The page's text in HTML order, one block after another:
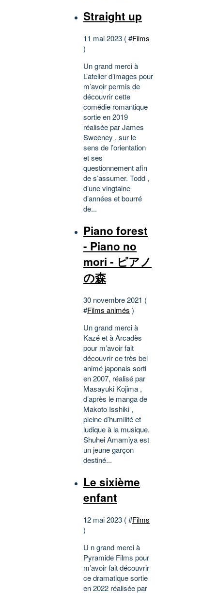
Straight up
11 mai 2023 ( #Films
)
Un grand merci à
L’atelier d’images pour
m’avoir permis de
découvrir cette
comédie romantique
sortie en 2019
réalisée par James
Sweeney , sur le
sens de l’orientation
et ses
questionnement afin
de s’assumer. Todd ,
d’une vingtaine
d’années et bourré
de...
Piano forest
- Piano no
mori - ピアノ
の森
30 novembre 2021 (
#Films animés )
Un grand merci à
Kazé et à Arcadès
pour m’avoir fait
découvrir ce très bel
animé japonais sorti
en 2007, réalisé par
Masayuki Kojima ,
d’après le manga de
Makoto Isshiki ,
pleine d’humilité et
ludique à la musique.
Shuhei Amamiya est
un jeune garçon
destiné...
Le sixième
enfant
12 mai 2023 ( #Films
)
U n grand merci à
Pyramide Films pour
m’avoir fait découvrir
ce dramatique sortie
en 2022 réalisée par